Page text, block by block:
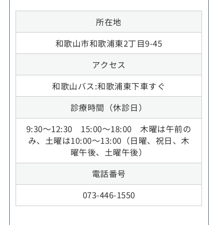
所在地
和歌山市和歌浦東2丁目9-45
アクセス
和歌山バス:和歌浦東下車すぐ
診療時間（休診日）
9:30～12:30 15:00～18:00 木曜は午前の
み、土曜は10:00～13:00（日曜、祝日、木
曜午後、土曜午後）
電話番号
073-446-1550